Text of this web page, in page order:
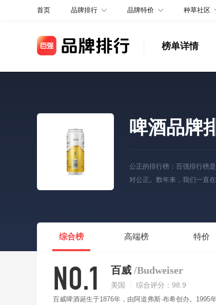
首页 品牌排行 品牌特价 种草社区
榜单详情
啤酒品牌
公正的排行榜：百强排行榜
对公正。数年来，我们一直
综合榜 高端榜 特价
NO.1 百威 /Budweiser
美国 综合评分：98.9
百威啤酒诞生于1876年，由阿道弗斯·布希创办。1995